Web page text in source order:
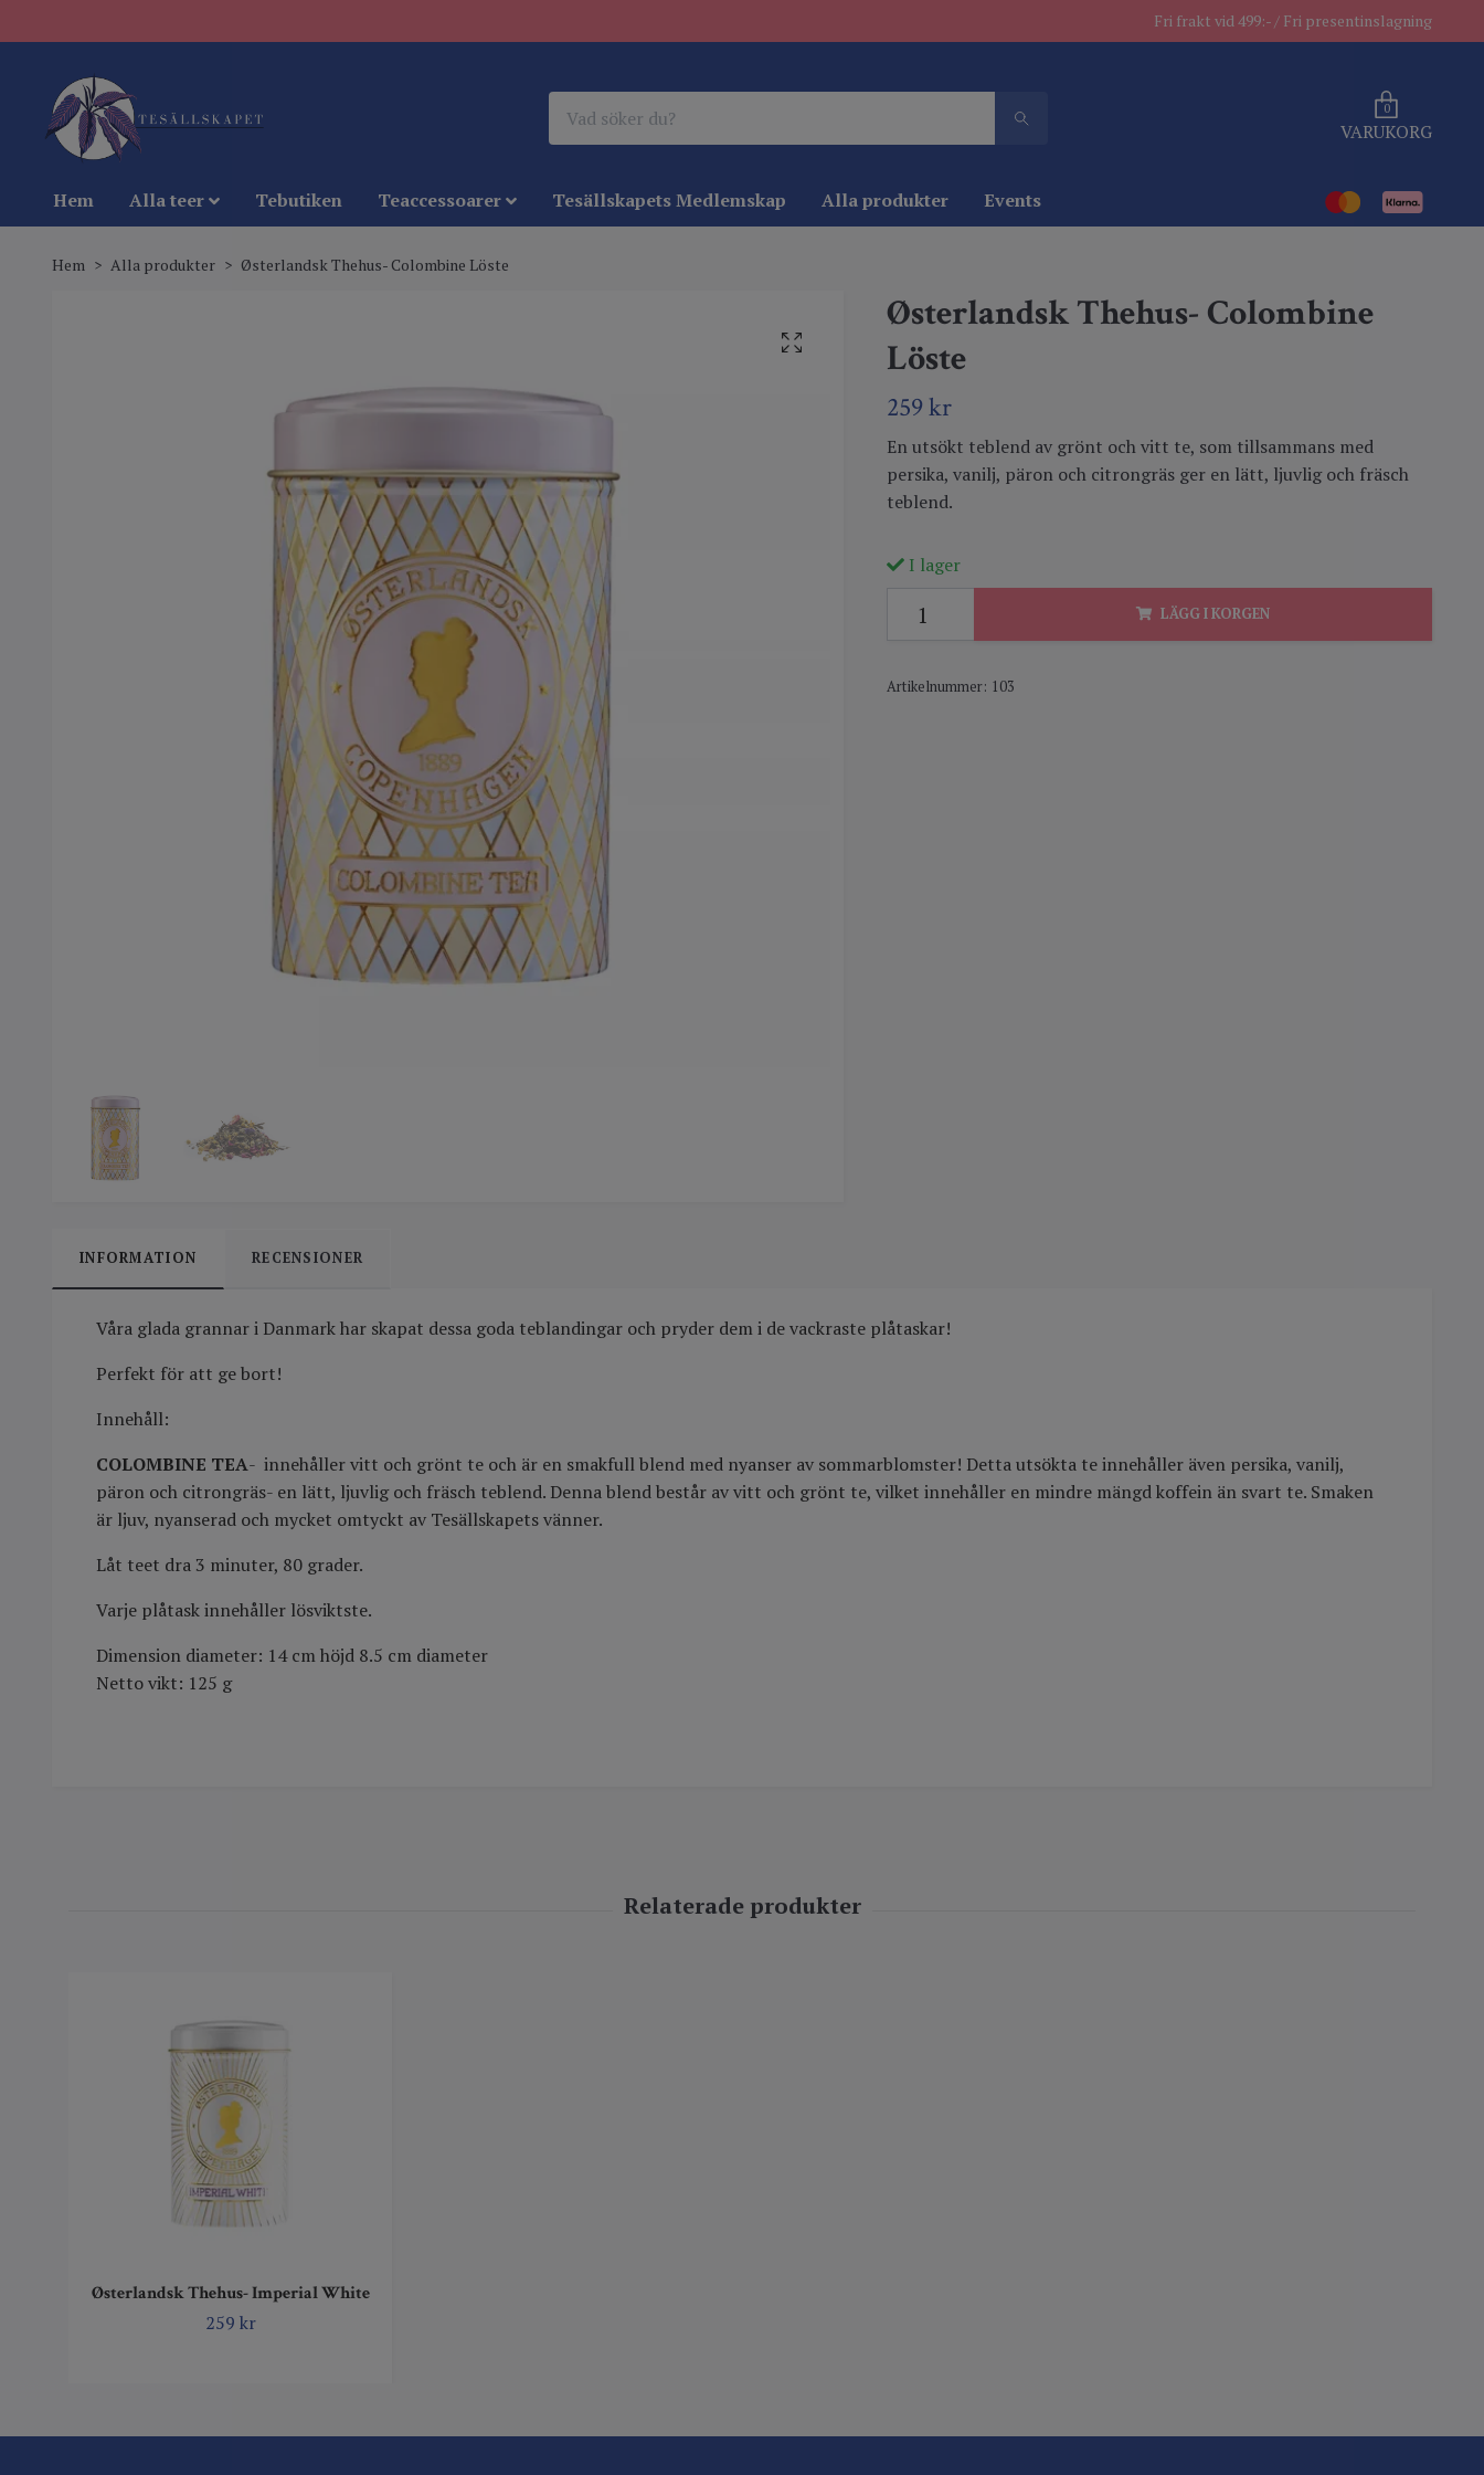
Fri frakt vid 499:- / Fri presentinslagning
0
VARUKORG
Hem Alla teer Tebutiken Teaccessoarer Tesällskapets Medlemskap Alla produkter Events
Hem Alla produkter Østerlandsk Thehus- Colombine Löste
Østerlandsk Thehus- Colombine
Löste
259 kr
En utsökt teblend av grönt och vitt te, som tillsammans med
persika, vanilj, päron och citrongräs ger en lätt, ljuvlig och fräsch
teblend.
I lager
LÄGG I KORGEN
Artikelnummer: 103
INFORMATION RECENSIONER
Våra glada grannar i Danmark har skapat dessa goda teblandingar och pryder dem i de vackraste plåtaskar!
Perfekt för att ge bort!
Innehåll:
COLOMBINE TEA- innehåller vitt och grönt te och är en smakfull blend med nyanser av sommarblomster! Detta utsökta te innehåller även persika, vanilj,
päron och citrongräs- en lätt, ljuvlig och fräsch teblend. Denna blend består av vitt och grönt te, vilket innehåller en mindre mängd koffein än svart te. Smaken
är ljuv, nyanserad och mycket omtyckt av Tesällskapets vänner.
Låt teet dra 3 minuter, 80 grader.
Varje plåtask innehåller lösviktste.
Dimension diameter: 14 cm höjd 8.5 cm diameter
Netto vikt: 125 g
Østerlandsk Thehus- Imperial White
259 kr